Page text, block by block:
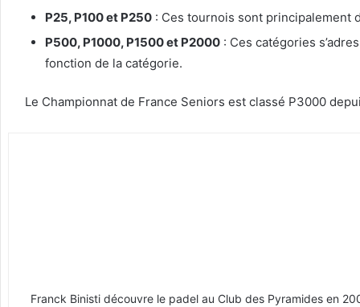
P25, P100 et P250 : Ces tournois sont principalement
P500, P1000, P1500 et P2000 : Ces catégories
fonction de la catégorie.​
Le Championnat de France Seniors est classé P3000
Franck Binisti découvre le padel au Club des Pyramides en